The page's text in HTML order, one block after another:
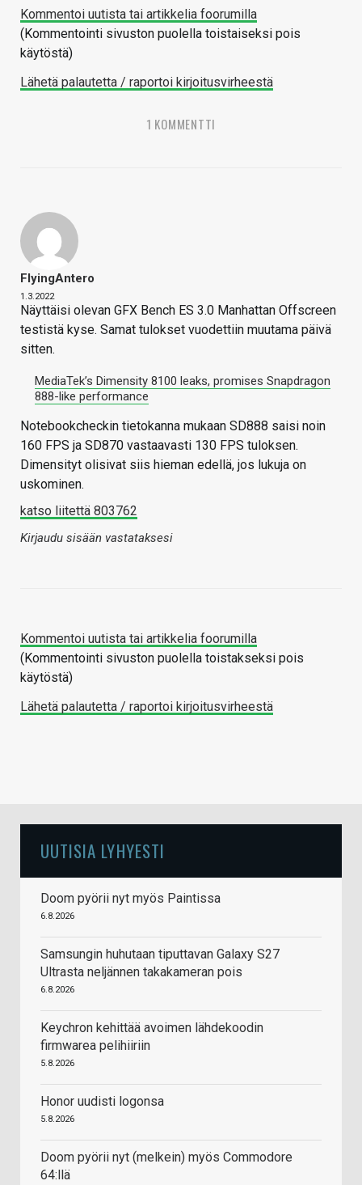
Kommentoi uutista tai artikkelia foorumilla
(Kommentointi sivuston puolella toistaiseksi pois
käytöstä)
Lähetä palautetta / raportoi kirjoitusvirheestä
1 KOMMENTTI
FlyingAntero
1.3.2022
Näyttäisi olevan GFX Bench ES 3.0 Manhattan Offscreen
testistä kyse. Samat tulokset vuodettiin muutama päivä
sitten.
MediaTek’s Dimensity 8100 leaks, promises Snapdragon
888-like performance
Notebookcheckin tietokanna mukaan SD888 saisi noin
160 FPS ja SD870 vastaavasti 130 FPS tuloksen.
Dimensityt olisivat siis hieman edellä, jos lukuja on
uskominen.
katso liitettä 803762
Kirjaudu sisään vastataksesi
Kommentoi uutista tai artikkelia foorumilla
(Kommentointi sivuston puolella toistakseksi pois
käytöstä)
Lähetä palautetta / raportoi kirjoitusvirheestä
UUTISIA LYHYESTI
Doom pyörii nyt myös Paintissa
6.8.2026
Samsungin huhutaan tiputtavan Galaxy S27
Ultrasta neljännen takakameran pois
6.8.2026
Keychron kehittää avoimen lähdekoodin
firmwarea pelihiiriin
5.8.2026
Honor uudisti logonsa
5.8.2026
Doom pyörii nyt (melkein) myös Commodore
64:llä